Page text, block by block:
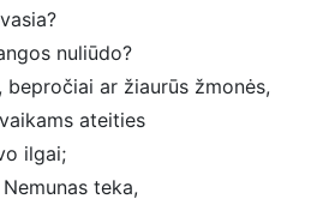
nuliūdo?
bepročiai ar žiaurūs žmonės,
ateities
ilgai;
teka,